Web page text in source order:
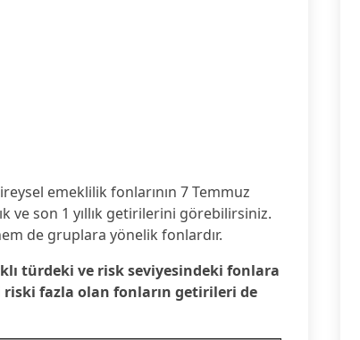
emeklilik fonlarının 7 Temmuz
ve son 1 yıllık getirilerini görebilirsiniz.
de gruplara yönelik fonlardır.
türdeki ve risk seviyesindeki fonlara
fazla olan fonların getirileri de